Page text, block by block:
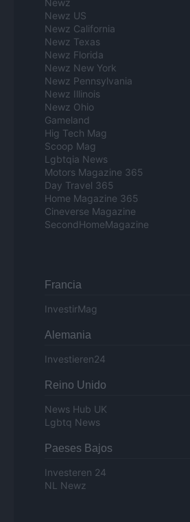
Newz
Newz US
Newz California
Newz Texas
Newz Florida
Newz New York
Newz Pennsylvania
Newz Illinois
Newz Ohio
Gameland
Hig Tech Mag
Scoop Mag
Lgbtqia News
Motors Magazine 365
Day Travel 365
Home Magazine 365
Cineverse Magazine
SecondHomeMagazine
Francia
InvestirMag
Alemania
Investieren24
Reino Unido
News Hub UK
Lgbtq News
Paeses Bajos
Investeren 24
NL Newz